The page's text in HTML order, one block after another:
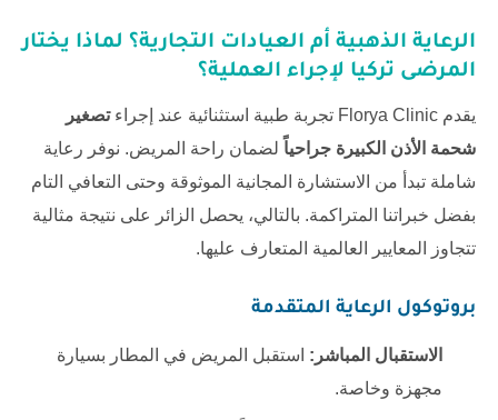
الرعاية الذهبية أم العيادات التجارية؟ لماذا يختار
المرضى تركيا لإجراء العملية؟
يقدم Florya Clinic تجربة طبية استثنائية عند إجراءتصغير
شحمة الأذن الكبيرة جراحياً لضمان راحة المريض. نوفر رعاية
شاملة تبدأ من الاستشارة المجانية الموثوقة وحتى التعافي التام
بفضل خبراتنا المتراكمة. بالتالي، يحصل الزائر على نتيجة مثالية
تتجاوز المعايير العالمية المتعارف عليها.
بروتوكول الرعاية المتقدمة
الاستقبال المباشر: استقبل المريض في المطار بسيارة
مجهزة وخاصة.